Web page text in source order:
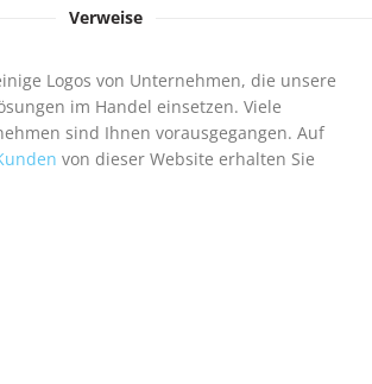
Verweise
Logos von Unternehmen, die unsere
im Handel einsetzen. Viele
sind Ihnen vorausgegangen. Auf
von dieser Website erhalten Sie